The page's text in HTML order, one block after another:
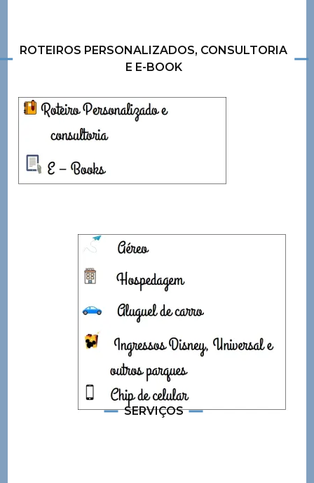
ROTEIROS PERSONALIZADOS, CONSULTORIA
E E-BOOK
SERVIÇOS